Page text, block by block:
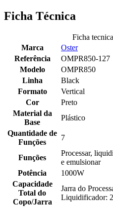
Ficha Técnica
Ficha
Marca
Oster
Referência
OMPR850-127
Modelo
OMPR850
Linha
Black
Formato
Vertical
Cor
Preto
Material da
Base
Plástico
Quantidade de
Funções
7
Funções
Processar,
e emulsionar
Potência
1000W
Capacidade
Total do
Copo/Jarra
Jarra do
Liquidificador: